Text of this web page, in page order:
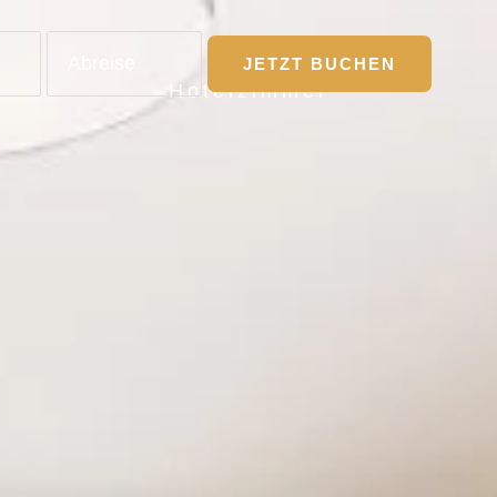
JETZT BUCHEN
Hotelzimmer